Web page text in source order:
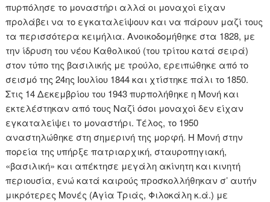
πυρπόλησε το μοναστήρι αλλά οι μοναχοί είχαν
προλάβει να το εγκαταλείψουν και να πάρουν μαζί τους
τα περισσότερα κειμήλια. Ανοικοδομήθηκε στα 1828, με
την ίδρυση του νέου Καθολικού (του τρίτου κατά σειρά)
στον τύπο της βασιλικής με τρούλο, ερειπώθηκε από το
σεισμό της 24ης Ιουλίου 1844 και χτίστηκε πάλι το 1850.
Στις 14 Δεκεμβρίου του 1943 πυρπολήθηκε η Μονή και
εκτελέστηκαν από τους Ναζί όσοι μοναχοί δεν είχαν
εγκαταλείψει το μοναστήρι. Τέλος, το 1950
αναστηλώθηκε στη σημερινή της μορφή. Η Μονή στην
πορεία της υπήρξε πατριαρχική, σταυροπηγιακή,
«βασιλική» και απέκτησε μεγάλη ακίνητη και κινητή
περιουσία, ενώ κατά καιρούς προσκολλήθηκαν σ’ αυτήν
μικρότερες Μονές (Αγία Τριάς, Φιλοκάλη κ.ά.) με